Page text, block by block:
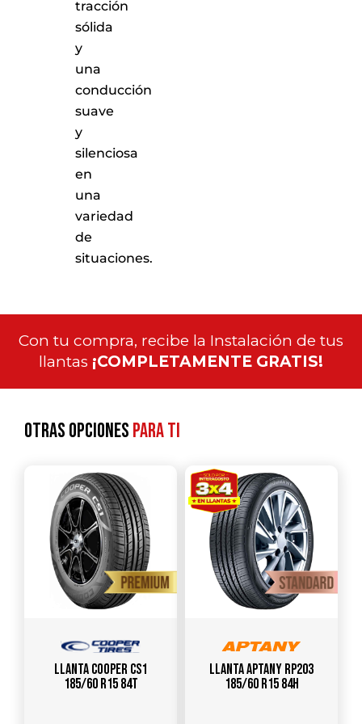
tracción
sólida
y
una
conducción
suave
y
silenciosa
en
una
variedad
de
situaciones.
Con tu compra, recibe la Instalación de tus
llantas ¡COMPLETAMENTE GRATIS!
Otras opcionespara ti
Llanta COOPER CS1
185/60 R15 84T
Llanta APTANY RP203
185/60 R15 84H